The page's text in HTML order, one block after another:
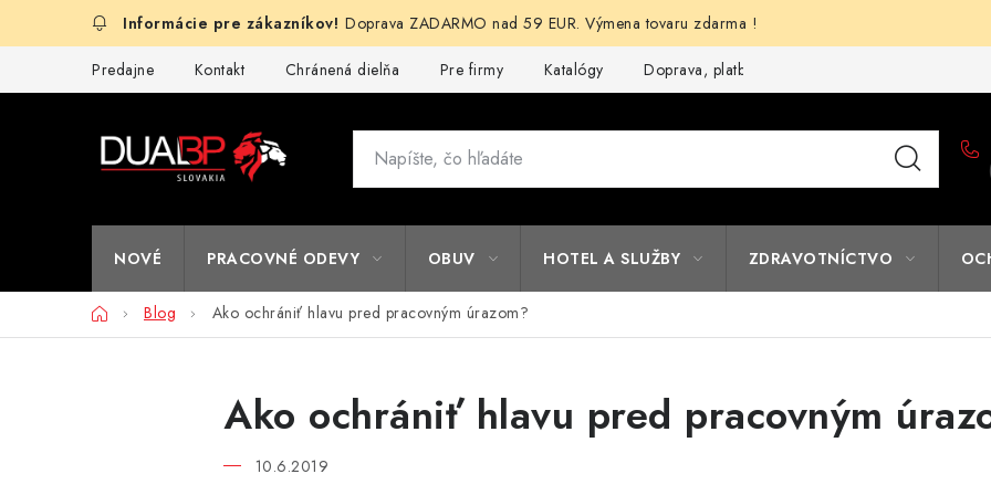
Doprava ZADARMO nad 59 EUR. Výmena tovaru zdarma !
Predajne Kontakt Chránená dielňa Pre firmy Katalógy Doprava, platba a zľavy
NOVÉ PRACOVNÉ ODEVY OBUV HOTEL A SLUŽBY ZDRAVOTNÍCTVO
DomovBlog Ako ochrániť hlavu pred pracovným úrazom?
Ako ochrániť hlavu pred pracovným
10.6.2019